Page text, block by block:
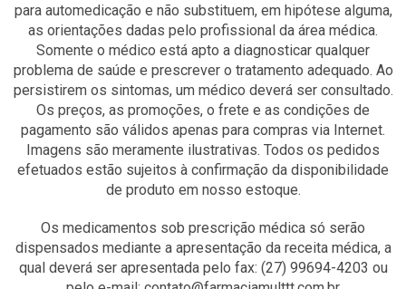
para automedicação e não substituem, em hipótese alguma,
as orientações dadas pelo profissional da área médica.
Somente o médico está apto a diagnosticar qualquer
problema de saúde e prescrever o tratamento adequado. Ao
persistirem os sintomas, um médico deverá ser consultado.
Os preços, as promoções, o frete e as condições de
pagamento são válidos apenas para compras via Internet.
Imagens são meramente ilustrativas. Todos os pedidos
efetuados estão sujeitos à confirmação da disponibilidade
de produto em nosso estoque.
Os medicamentos sob prescrição médica só serão
dispensados mediante a apresentação da receita médica, a
qual deverá ser apresentada pelo fax: (27) 99694-4203 ou